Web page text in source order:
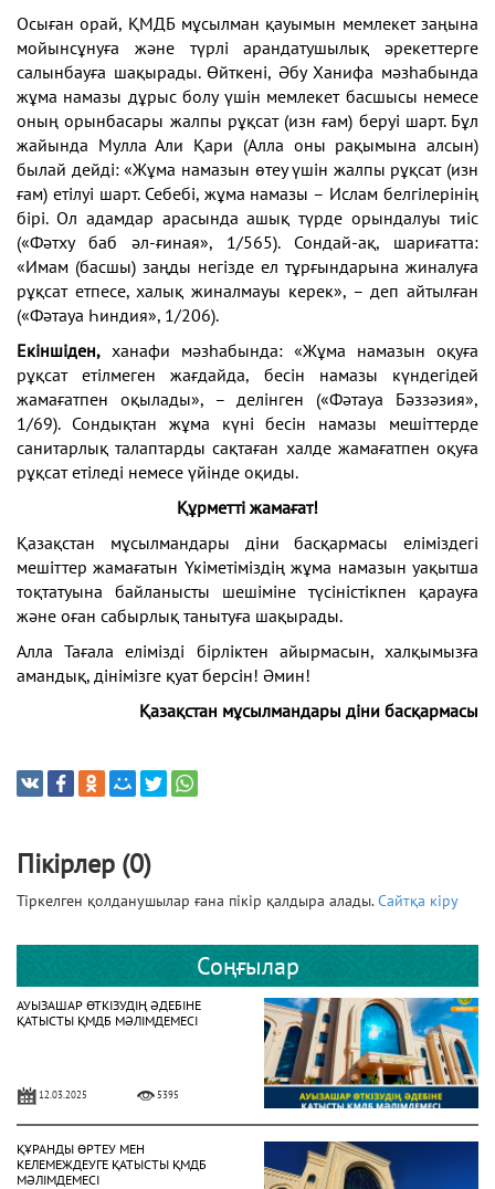
Осыған орай, ҚМДБ мұсылман қауымын мемлекет заңына
мойынсұнуға және түрлі арандатушылық әрекеттерге
салынбауға шақырады. Өйткені, Әбу Ханифа мәзһабында
жұма намазы дұрыс болу үшін мемлекет басшысы немесе
оның орынбасары жалпы рұқсат (изн ғам) беруі шарт. Бұл
жайында Мулла Али Қари (Алла оны рақымына алсын)
былай дейді: «Жұма намазын өтеу үшін жалпы рұқсат (изн
ғам) етілуі шарт. Себебі, жұма намазы – Ислам белгілерінің
бірі. Ол адамдар арасында ашық түрде орындалуы тиіс
(«Фәтху баб әл-ғиная», 1/565). Сондай-ақ, шариғатта:
«Имам (басшы) заңды негізде ел тұрғындарына жиналуға
рұқсат етпесе, халық жиналмауы керек», – деп айтылған
(«Фәтауа Һиндия», 1/206).
Екіншіден, ханафи мәзһабында: «Жұма намазын оқуға
рұқсат етілмеген жағдайда, бесін намазы күндегідей
жамағатпен оқылады», – делінген («Фәтауа Бәззәзия»,
1/69). Сондықтан жұма күні бесін намазы мешіттерде
санитарлық талаптарды сақтаған халде жамағатпен оқуға
рұқсат етіледі немесе үйінде оқиды.
Құрметті жамағат!
Қазақстан мұсылмандары діни басқармасы еліміздегі
мешіттер жамағатын Үкіметіміздің жұма намазын уақытша
тоқтатуына байланысты шешіміне түсіністікпен қарауға
және оған сабырлық танытуға шақырады.
Алла Тағала елімізді бірліктен айырмасын, халқымызға
амандық, дінімізге қуат берсін! Әмин!
Қазақстан мұсылмандары діни басқармасы
Пікірлер (0)
Тіркелген қолданушылар ғана пікір қалдыра алады.Сайтқа кіру
Соңғылар
АУЫЗАШАР ӨТКІЗУДІҢ ӘДЕБІНЕ
ҚАТЫСТЫ ҚМДБ МӘЛІМДЕМЕСІ
12.03.2025 5395
ҚҰРАНДЫ ӨРТЕУ МЕН
КЕЛЕМЕЖДЕУГЕ ҚАТЫСТЫ ҚМДБ
МӘЛІМДЕМЕСІ